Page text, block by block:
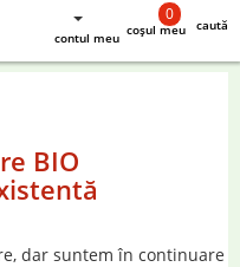
caută
0
coșul meu
contul meu
BIO
dar suntem în continuare